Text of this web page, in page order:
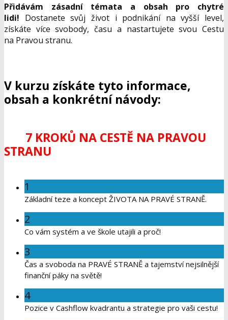
Přidávám zásadní témata a obsah pro chytré
lidi! Dostanete svůj život i podnikání na vyšší level,
získáte více svobody, času a nastartujete svou Cestu
na Pravou stranu.
V kurzu získáte tyto informace,
obsah a konkrétní návody:
7 KROKŮ NA CESTĚ NA PRAVOU
STRANU
1
Základní teze a koncept ŽIVOTA NA PRAVÉ STRANĚ.
2
Co vám systém a ve škole utajili a proč!
3
Čas a svoboda na PRAVÉ STRANĚ a tajemství nejsilnější
finanční páky na světě!
4
Pozice v Cashflow kvadrantu a strategie pro vaši cestu!